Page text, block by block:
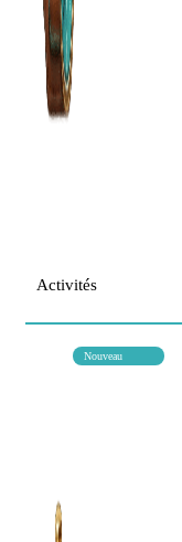
Activités
Nouveau